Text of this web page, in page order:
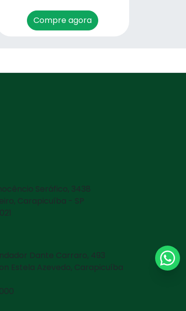
Compre agora
Seráfico, 3438
Carapicuíba - SP
Dante Carraro, 493
Estela Azevedo, Carapicuíba